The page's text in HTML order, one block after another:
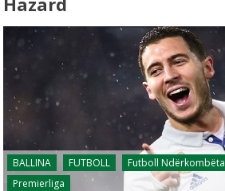
BALLINA FUTBOLL Futboll
Premierliga